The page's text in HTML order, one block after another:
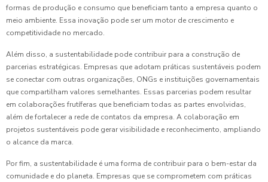
formas de produção e consumo que beneficiam tanto a empresa quanto o
meio ambiente. Essa inovação pode ser um motor de crescimento e
competitividade no mercado.
Além disso, a sustentabilidade pode contribuir para a construção de
parcerias estratégicas. Empresas que adotam práticas sustentáveis podem
se conectar com outras organizações, ONGs e instituições governamentais
que compartilham valores semelhantes. Essas parcerias podem resultar
em colaborações frutíferas que beneficiam todas as partes envolvidas,
além de fortalecer a rede de contatos da empresa. A colaboração em
projetos sustentáveis pode gerar visibilidade e reconhecimento, ampliando
o alcance da marca.
Por fim, a sustentabilidade é uma forma de contribuir para o bem-estar da
comunidade e do planeta. Empresas que se comprometem com práticas